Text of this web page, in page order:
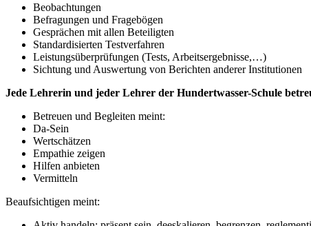
Beobachtungen
Befragungen und Fragebögen
Gesprächen mit allen Beteiligten
Standardisierten Testverfahren
Leistungsüberprüfungen (Tests, Arbeitsergebnisse,…)
Sichtung und Auswertung von Berichten anderer Institutionen
Jede Lehrerin und jeder Lehrer der Hundertwasser-Schule
Betreuen und Begleiten meint:
Da-Sein
Wertschätzen
Empathie zeigen
Hilfen anbieten
Vermitteln
Beaufsichtigen meint: